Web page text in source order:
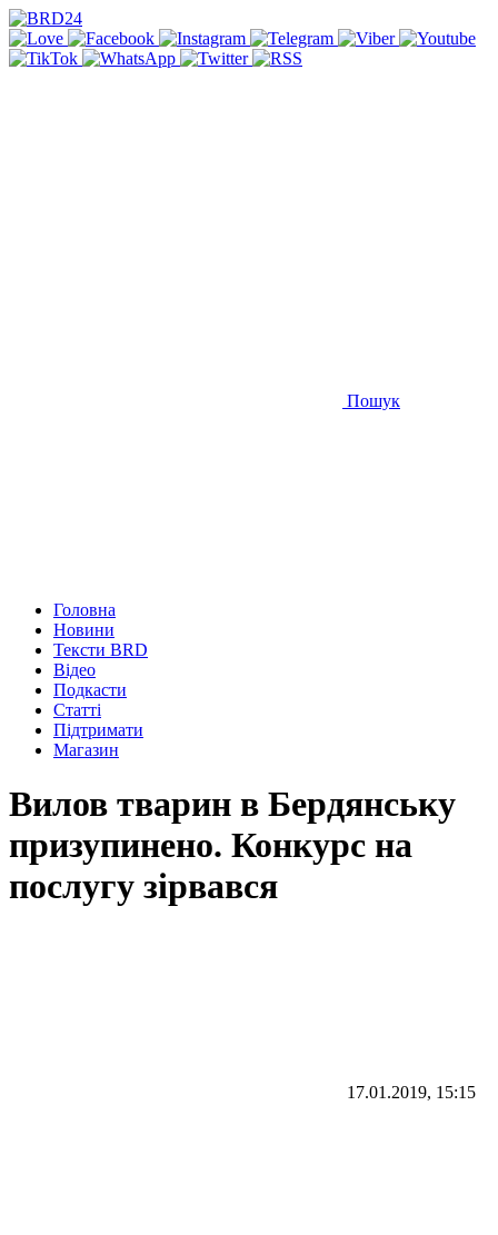
Пошук
Головна
Новини
Тексти BRD
Відео
Подкасти
Статті
Підтримати
Магазин
Вилов тварин в Бердянську
призупинено. Конкурс на
послугу зірвався
17.01.2019, 15:15